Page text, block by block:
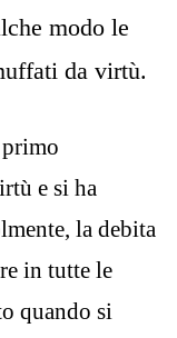
modo le
da virtù.
e si ha
la debita
in tutte le
quando si